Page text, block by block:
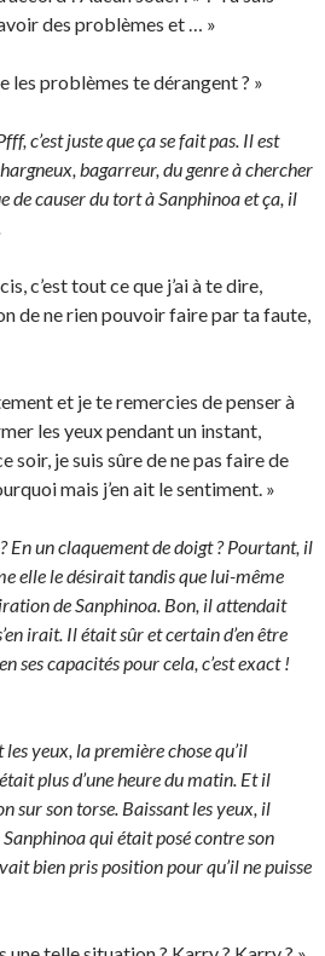
des problèmes et … »
les problèmes te dérangent ? »
c’est juste que ça se fait pas. Il est
bagarreur, du genre à chercher
de causer du tort à Sanphinoa et ça, il
c’est tout ce que j’ai à te dire,
de ne rien pouvoir faire par ta faute,
et je te remercies de penser à
les yeux pendant un instant,
soir, je suis sûre de ne pas faire de
mais j’en ait le sentiment. »
En un claquement de doigt ? Pourtant, il
elle le désirait tandis que lui-même
de Sanphinoa. Bon, il attendait
irait. Il était sûr et certain d’en être
ses capacités pour cela, c’est exact !
yeux, la première chose qu’il
plus d’une heure du matin. Et il
sur son torse. Baissant les yeux, il
qui était posé contre son
bien pris position pour qu’il ne puisse